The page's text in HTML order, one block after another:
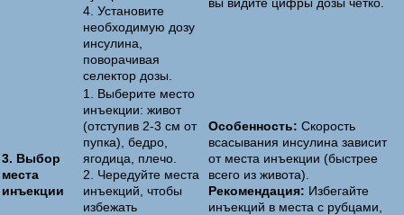
4. Установите
необходимую дозу
инсулина,
поворачивая
селектор дозы.
3. Выбор
места
инъекции
1. Выберите место
инъекции: живот
(отступив 2-3 см от
пупка), бедро,
ягодица, плечо.
2. Чередуйте места
инъекций, чтобы
избежать
Особенность: Скорость
всасывания инсулина зависит
от места инъекции (быстрее
всего из живота).
Рекомендация: Избегайте
инъекций в места с рубцами,